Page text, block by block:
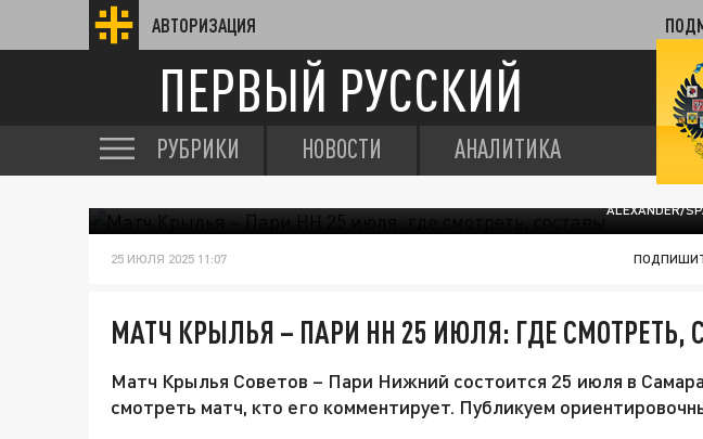
АВТОРИЗАЦИЯ
ПЕРВЫЙ РУССКИЙ
РУБРИКИ НОВОСТИ АНАЛИТИКА
ALEXANDER/
25 ИЮЛЯ 2025 11:07
МАТЧ КРЫЛЬЯ – ПАРИ НН 25 ИЮЛЯ: ГДЕ СМОТРЕТЬ,
Матч Крылья Советов – Пари Нижний состоится 25 июля в
смотреть матч, кто его комментирует. Публикуем